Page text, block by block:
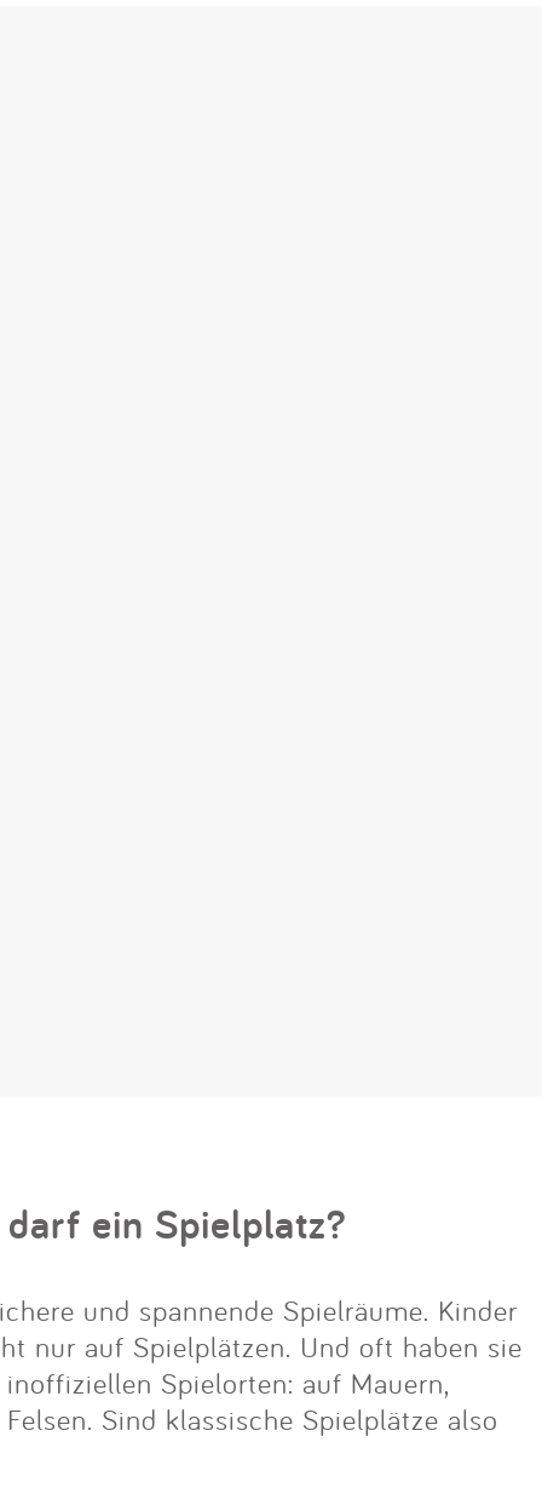
ein Spielplatz?
und spannende Spielräume. Kinder
nur auf Spielplätzen. Und oft haben sie
Spielorten: auf Mauern,
Sind klassische Spielplätze also